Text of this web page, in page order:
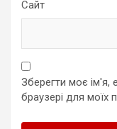
Сайт
Зберегти моє ім'я,
браузері для моїх